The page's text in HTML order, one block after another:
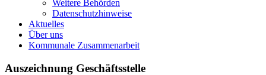
Weitere Behörden
Datenschutzhinweise
Aktuelles
Über uns
Kommunale Zusammenarbeit
Auszeichnung Geschäftsstelle